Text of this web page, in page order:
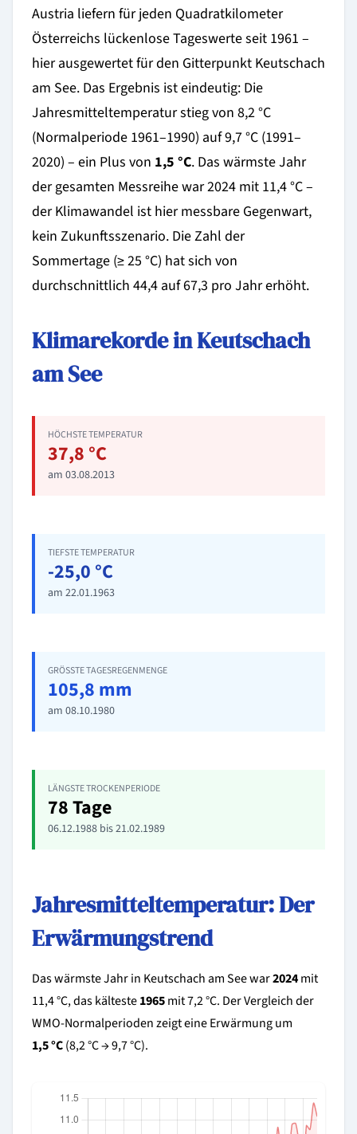
Austria liefern für jeden Quadratkilometer
Österreichs lückenlose Tageswerte seit 1961 –
hier ausgewertet für den Gitterpunkt Keutschach
am See. Das Ergebnis ist eindeutig: Die
Jahresmitteltemperatur stieg von 8,2 °C
(Normalperiode 1961–1990) auf 9,7 °C (1991–
2020) – ein Plus von 1,5 °C. Das wärmste Jahr
der gesamten Messreihe war 2024 mit 11,4 °C –
der Klimawandel ist hier messbare Gegenwart,
kein Zukunftsszenario. Die Zahl der
Sommertage (≥ 25 °C) hat sich von
durchschnittlich 44,4 auf 67,3 pro Jahr erhöht.
Klimarekorde in Keutschach
am See
HÖCHSTE TEMPERATUR
37,8 °C
am 03.08.2013
TIEFSTE TEMPERATUR
-25,0 °C
am 22.01.1963
GRÖSSTE TAGESREGENMENGE
105,8 mm
am 08.10.1980
LÄNGSTE TROCKENPERIODE
78 Tage
06.12.1988 bis 21.02.1989
Jahresmitteltemperatur: Der
Erwärmungstrend
Das wärmste Jahr in Keutschach am See war2024mit
11,4 °C, das kälteste1965mit 7,2 °C. Der Vergleich der
WMO-Normalperioden zeigt eine Erwärmung um
1,5 °C(8,2 °C → 9,7 °C).